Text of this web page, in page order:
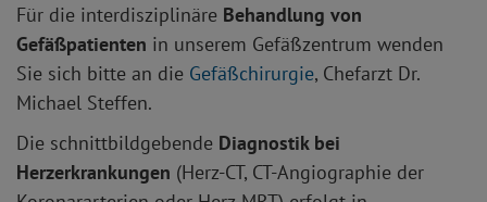
Für die interdisziplinäre Behandlung von
Gefäßpatienten in unserem Gefäßzentrum wenden
Sie sich bitte an die Gefäßchirurgie, Chefarzt Dr.
Michael Steffen.
Die schnittbildgebende Diagnostik bei
Herzerkrankungen (Herz-CT, CT-Angiographie der